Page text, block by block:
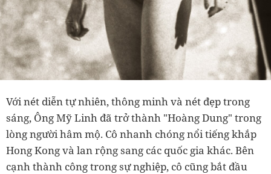
Với nét diễn tự nhiên, thông minh và nét đẹp trong
sáng, Ông Mỹ Linh đã trở thành "Hoàng Dung" trong
lòng người hâm mộ. Cô nhanh chóng nổi tiếng khắp
Hong Kong và lan rộng sang các quốc gia khác. Bên
cạnh thành công trong sự nghiệp, cô cũng bắt đầu